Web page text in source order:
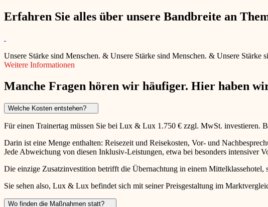
Erfahren Sie alles über unsere Bandbreite an
Unsere Stärke sind Menschen. & Unsere Stärke sind Menschen. & Unsere Stärke
Weitere Informationen
Manche Fragen hören wir häufiger. Hier haben
Welche Kosten entstehen?
Für einen Trainertag müssen Sie bei Lux & Lux 1.750 € zzgl. MwSt. investieren.
Darin ist eine Menge enthalten: Reisezeit und Reisekosten, Vor- und
Jede Abweichung von diesen Inklusiv-Leistungen, etwa bei besonders intensiver
Die einzige Zusatzinvestition betrifft die Übernachtung in einem Mittelklassehotel,
Sie sehen also, Lux & Lux befindet sich mit seiner Preisgestaltung im
Wo finden die Maßnahmen statt?